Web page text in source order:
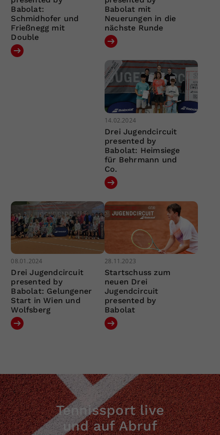
Babolat:
Schmidhofer und
Frießnegg mit
Double
Babolat mit
Neuerungen in die
nächste Runde
14.02.2024
Drei Jugendcircuit
presented by
Babolat: Heimsiege
für Behrmann und
Co.
08.01.2024
Drei Jugendcircuit
presented by
Babolat: Gelungener
Start in Wien und
Wolfsberg
28.11.2023
Startschuss zum
neuen Drei
Jugendcircuit
presented by
Babolat
Tennissport live
und auf Abruf